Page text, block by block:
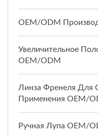
OEM/ODM
Увеличительное
OEM/ODM
Линза Френеля Для
Применения OEM/
Ручная Лупа OEM/